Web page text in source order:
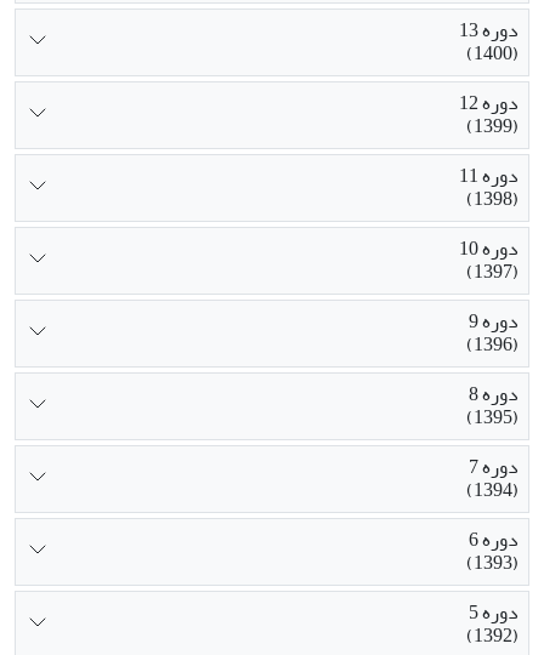
دوره 13
(1400)
دوره 12
(1399)
دوره 11
(1398)
دوره 10
(1397)
دوره 9
(1396)
دوره 8
(1395)
دوره 7
(1394)
دوره 6
(1393)
دوره 5
(1392)